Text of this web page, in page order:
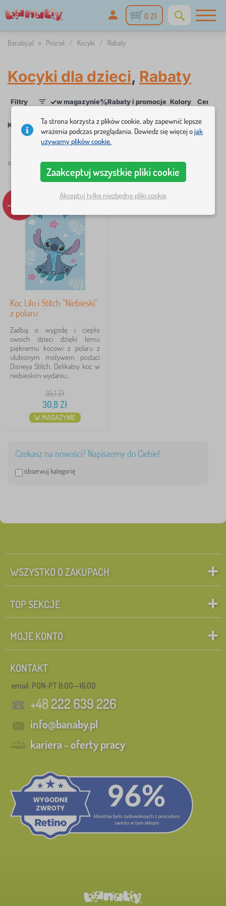
0 Zł
Banaby.pl » Pościel / Kocyki / Rabaty
Kocyki dla dzieci, Rabaty
Filtry ✓w magazynie%Rabaty i promocje Kolory Cena
ciemnoniebieski
niebieski
1
Cena
31 Zł
Szukaj w filtrze
Dostępność
Usuń FILTRACJA
Kocyki× Rabaty×USUŃ×
suma produktów
Polecamy
-12%
Koc Lilo i Stitch "Niebieski"
z polaru
Zadbaj o wygodę i ciepło
swoich dzieci dzięki temu
pięknemu kocowi z polaru z
ulubionym motywem postaci
Disneya Stitch. Delikatny koc w
niebieskim wydaniu...
35,1Zł
30,8Zł
W MAGAZYNIE
Czekasz na nowości? Napiszemy do Ciebie!
obserwuj kategorię
WSZYSTKO O ZAKUPACH
TOP SEKCJE
MOJE KONTO
KONTAKT
email: PON-PT 8:00—16:00
+48222 639 226
info@banaby.pl
kariera - oferty pracy
Ta strona korzysta z plików cookie, aby zapewnić lepsze
wrażenia podczas przeglądania. Dowiedz się więcej ojak
używamy plików cookie.
Zaakceptuj wszystkie pliki cookie
Akceptuj tylko niezbędne pliki cookie